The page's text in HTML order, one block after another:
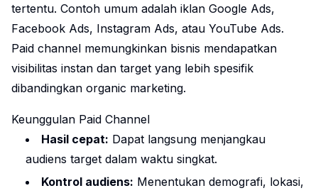
tertentu. Contoh umum adalah iklan Google Ads,
Facebook Ads, Instagram Ads, atau YouTube Ads.
Paid channel memungkinkan bisnis mendapatkan
visibilitas instan dan target yang lebih spesifik
dibandingkan organic marketing.
Keunggulan Paid Channel
Hasil cepat: Dapat langsung menjangkau
audiens target dalam waktu singkat.
Kontrol audiens: Menentukan demografi, lokasi,